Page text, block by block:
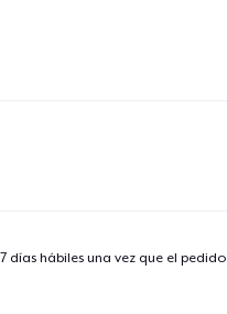
días hábiles una vez que el pedido
al